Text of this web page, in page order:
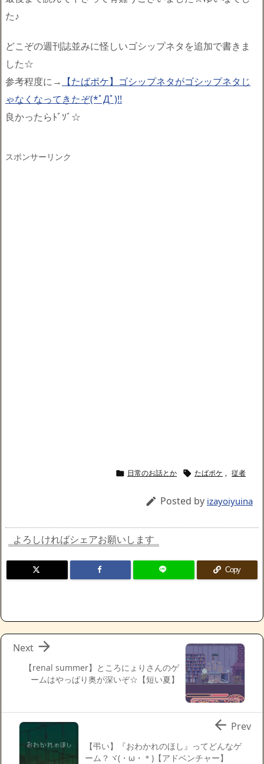
た♪
どこぞの週刊誌並みに怪しいゴシップネタを追加で書きま
した☆
参考程度に→ 【たばポケ】ゴシップネタがゴシップネタじ
ゃなくなってきたぞ(*ﾟДﾟ)!!
良かったらﾄﾞｿﾞ☆
スポンサーリンク
 日常のお話とか  たばポケ , 従者
 Posted by izayoiyuina
よろしければシェアお願いします
Copy
【renal summer】ところにょりさんのゲ
ームはやっぱり奥が深いぞ☆【短い夏】

Next
【弔い】『おわかれのほし』ってどんなゲ
ーム？ヾ(・ω・＊)【アドベンチャー】
 Prev